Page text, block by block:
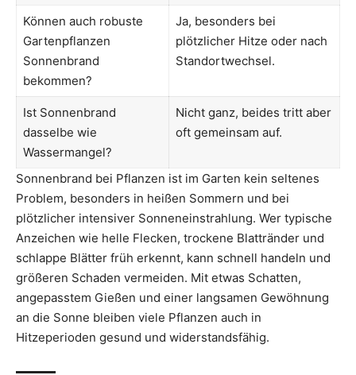
Können auch robuste
Gartenpflanzen
Sonnenbrand
bekommen?
Ja, besonders bei
plötzlicher Hitze oder nach
Standortwechsel.
Ist Sonnenbrand
dasselbe wie
Wassermangel?
Nicht ganz, beides tritt aber
oft gemeinsam auf.
Sonnenbrand bei Pflanzen ist im Garten kein seltenes
Problem, besonders in heißen Sommern und bei
plötzlicher intensiver Sonneneinstrahlung. Wer typische
Anzeichen wie helle Flecken, trockene Blattränder und
schlappe Blätter früh erkennt, kann schnell handeln und
größeren Schaden vermeiden. Mit etwas Schatten,
angepasstem Gießen und einer langsamen Gewöhnung
an die Sonne bleiben viele Pflanzen auch in
Hitzeperioden gesund und widerstandsfähig.